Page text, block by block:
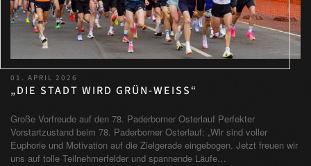
01. APRIL 2026
„DIE STADT WIRD GRÜN-WEISS“
Große Vorfreude auf den 78. Paderborner Osterlauf Perfekter
Vorstartzustand beim 78. Paderborner Osterlauf: „Wir sind voller
Euphorie und Motivation auf die Zielgerade eingebogen. Jetzt freuen wir
uns auf tolle Teilnehmerfelder und spannende Läufe…